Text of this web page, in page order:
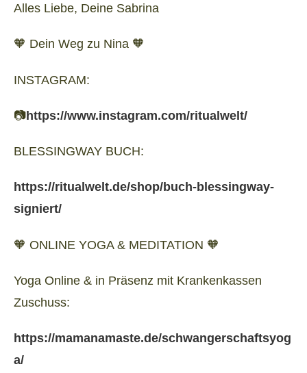
Alles Liebe, Deine Sabrina
🧡 Dein Weg zu Nina 🧡
INSTAGRAM:
📷https://www.instagram.com/ritualwelt/
BLESSINGWAY BUCH:
https://ritualwelt.de/shop/buch-blessingway-
signiert/
🧡 ONLINE YOGA & MEDITATION 🧡
Yoga Online & in Präsenz mit Krankenkassen
Zuschuss:
https://mamanamaste.de/schwangerschaftsyog
a/